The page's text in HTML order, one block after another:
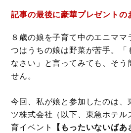
記事の最後に豪華プレゼントの
８歳の娘を子育て中のエニママ
つはうちの娘は野菜が苦手。
なさい」と言ってみても、そう
せん。
今回、私が娘と参加したのは、
ツ株式会社（以下、東急ホテル
育イベント
【もったいないば